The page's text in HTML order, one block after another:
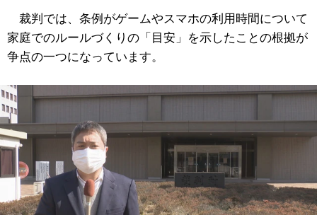
裁判では、条例がゲームやスマホの利用時間について
家庭でのルールづくりの「目安」を示したことの根拠が
争点の一つになっています。